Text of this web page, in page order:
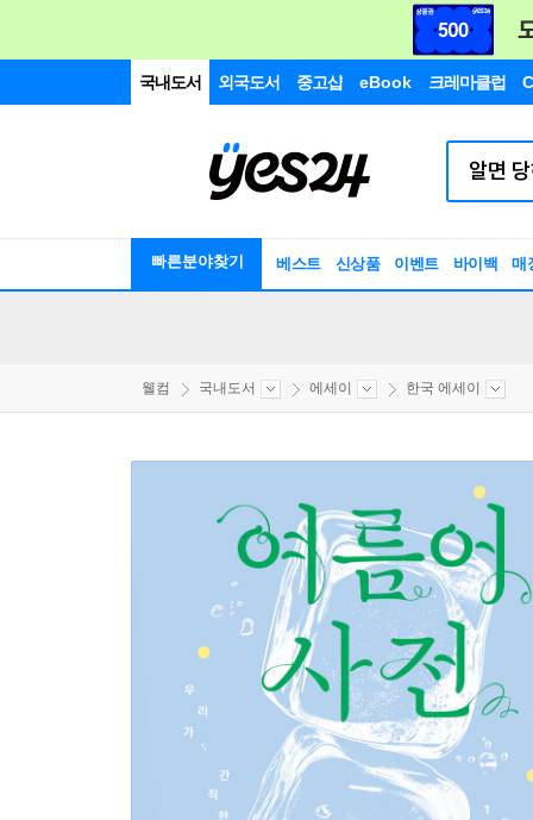
국내도서 외국도서 중고샵 eBook 크레마클럽
빠른분야찾기 베스트 신상품 이벤트 바이백 매
웰컴 국내도서 에세이 한국 에세이